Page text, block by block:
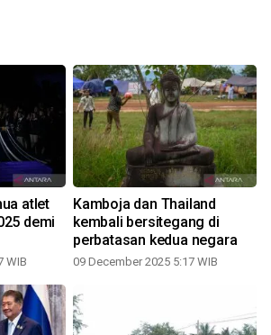
atlet
demi
WIB
Kamboja dan Thailand
kembali bersitegang di
perbatasan kedua negara
09 December 2025 5:17 WIB